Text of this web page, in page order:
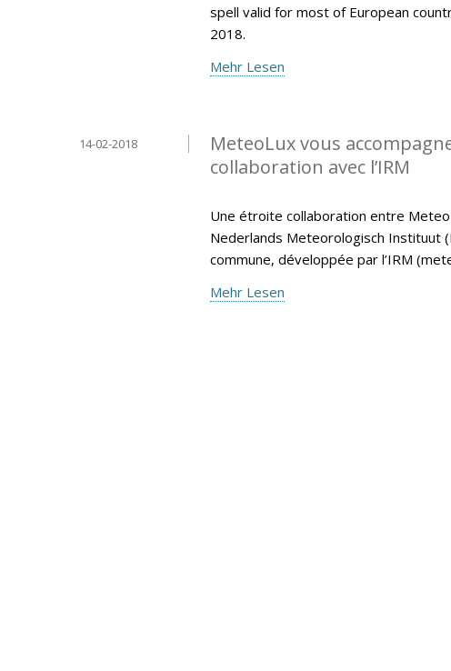
spell valid for most of European
2018.
Mehr Lesen
MeteoLux vous
collaboration avec l’IRM
14-02-2018
Une étroite collaboration entre
Nederlands Meteorologisch Instituut
commune, développée par l’IRM
Mehr Lesen